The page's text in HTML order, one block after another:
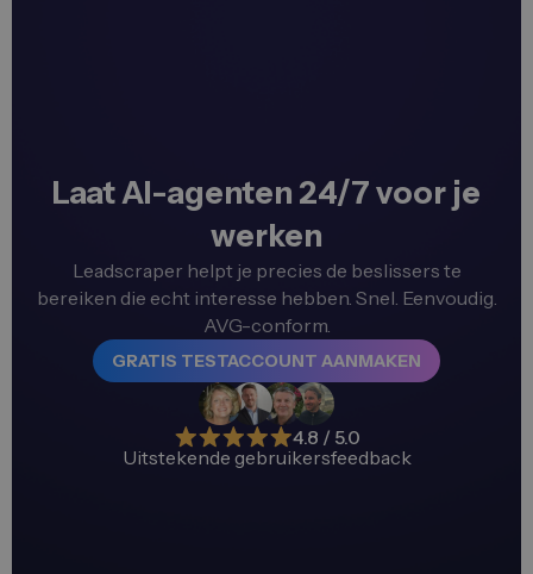
Laat AI-agenten 24/7 voor je
werken
Leadscraper helpt je precies de beslissers te
bereiken die echt interesse hebben. Snel. Eenvoudig.
AVG-conform.
GRATIS TESTACCOUNT AANMAKEN
4.8 / 5.0
Uitstekende gebruikersfeedback